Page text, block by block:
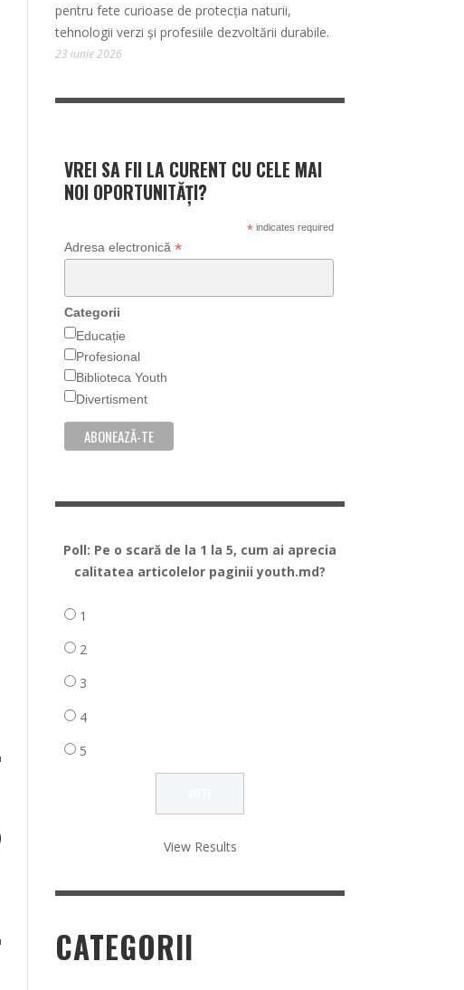
pentru fete curioase de protecția naturii,
tehnologii verzi și profesiile dezvoltării durabile.
23 iunie 2026
VREI SA FII LA CURENT CU CELE MAI
NOI OPORTUNITĂȚI?
*indicates required
Adresa electronică *
Categorii
Educație
Profesional
Biblioteca Youth
Divertisment
Poll: Pe o scară de la 1 la 5, cum ai aprecia
calitatea articolelor paginii youth.md?
1
2
3
4
5
View Results
CATEGORII